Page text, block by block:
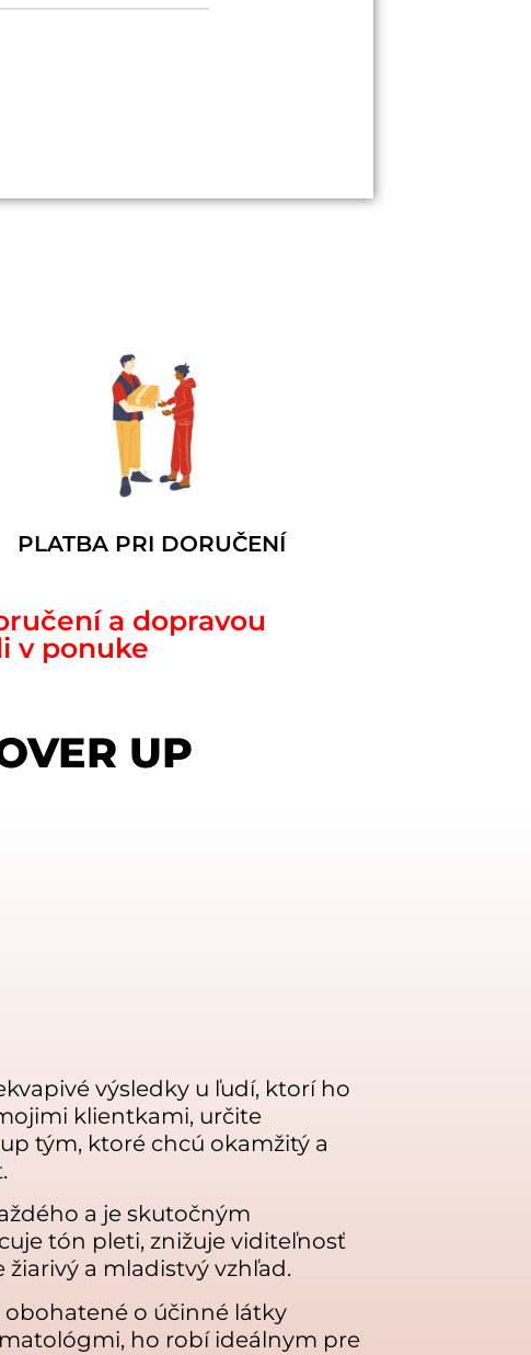
PLATBA PRI DORUČENÍ
a dopravou
v ponuke
UP
výsledky u ľudí, ktorí ho
klientkami, určite
tým, ktoré chcú okamžitý a
a je skutočným
tón pleti, znižuje viditeľnosť
a mladistvý vzhľad.
obohatené o účinné látky
ho robí ideálnym pre